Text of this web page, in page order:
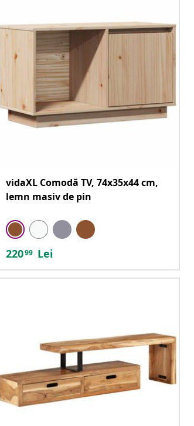
vidaXL Comodă TV, 74x35x44 cm,
lemn masiv de pin
22099 Lei